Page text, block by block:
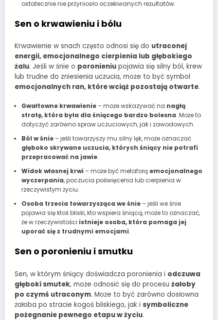
ostatecznie nie przyniosło oczekiwanych rezultatów.
Sen o krwawieniu i bólu
Krwawienie w snach często odnosi się do utraconej
energii, emocjonalnego cierpienia lub głębokiego
żalu. Jeśli w śnie o poronieniu pojawia się silny ból, krew
lub trudne do zniesienia uczucia, może to być symbol
emocjonalnych ran, które wciąż pozostają otwarte.
Gwałtowne krwawienie– może wskazywać na nagłą
stratę, która była dla śniącego bardzo bolesna. Może to
dotyczyć zarówno spraw uczuciowych, jak i zawodowych.
Ból w śnie– jeśli towarzyszy mu silny lęk, może oznaczać
głęboko skrywane uczucia, których śniący nie potrafi
przepracować na jawie.
Widok własnej krwi – może być metaforą emocjonalnego
wyczerpania, poczucia poświęcenia lub cierpienia w
rzeczywistym życiu.
Osoba trzecia towarzysząca we śnie– jeśli we śnie
pojawia się ktoś bliski, kto wspiera śniącą, może to oznaczać,
że w rzeczywistości istnieje osoba, która pomaga jej
uporać się z trudnymi emocjami.
Sen o poronieniu i smutku
Sen, w którym śniący doświadcza poronienia i odczuwa
głęboki smutek, może odnosić się do procesu żałoby
po czymś utraconym. Może to być zarówno dosłowna
żałoba po stracie kogoś bliskiego, jak i symboliczne
pożegnanie pewnego etapu w życiu.